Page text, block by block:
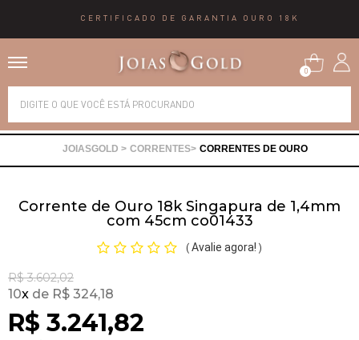
CERTIFICADO DE GARANTIA OURO 18K
0
CORRENTES CORRENTES DE OURO
Corrente de Ouro 18k Singapura de 1,4mm
com 45cm co01433
( Avalie agora! )
R$ 3.602,02
R$ 3.241,82
10x R$ 324,18
Alianças
Brincos